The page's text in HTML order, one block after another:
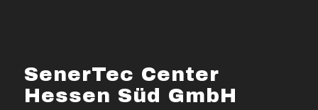
SenerTec Center
Hessen Süd GmbH